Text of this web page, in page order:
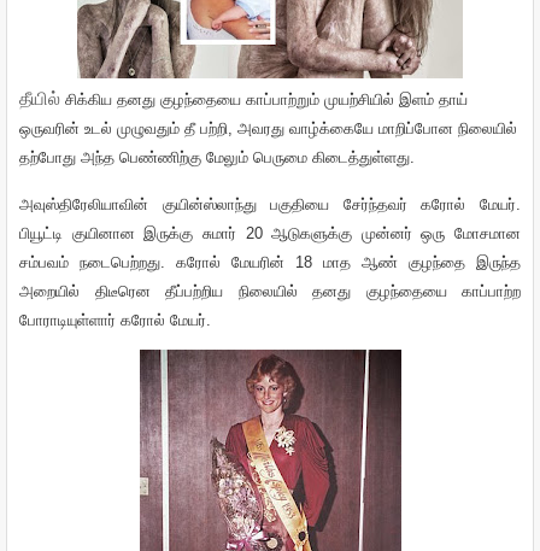
தீயில் சிக்கிய தனது குழந்தையை காப்பாற்றும் முயற்சியில் இளம் தாய்
ஒருவரின் உடல் முழுவதும் தீ பற்றி, அவரது வாழ்க்கையே மாறிப்போன நிலையில்
தற்போது அந்த பெண்ணிற்கு மேலும் பெருமை கிடைத்துள்ளது.
அவுஸ்திரேலியாவின் குயின்ஸ்லாந்து பகுதியை சேர்ந்தவர் கரோல் மேயர்.
பியூட்டி குயினான இருக்கு சுமார் 20ஆடுகளுக்கு முன்னர் ஒரு மோசமான
சம்பவம் நடைபெற்றது. கரோல் மேயரின் 18 மாத ஆண் குழந்தை இருந்த
அறையில்
திடீரென தீப்பற்றிய நிலையில் தனது குழந்தையை
காப்பாற்ற
போராடியுள்ளார் கரோல் மேயர்.